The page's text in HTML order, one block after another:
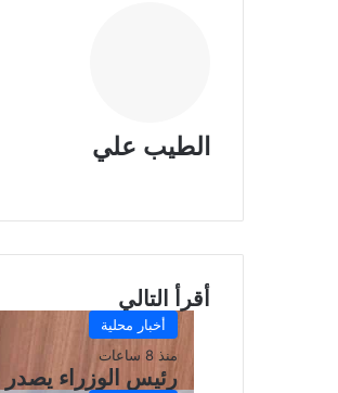
الطيب علي
أقرأ التالي
أخبار محلية
منذ 8 ساعات
رئيس الوزراء يصدر